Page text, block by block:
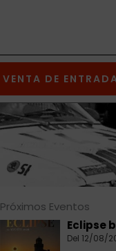
VENTA DE
Próximos Eventos
Eclipse
Del 12/08/